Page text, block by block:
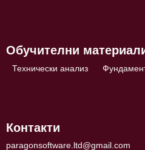
Обучителни
Технически анализ
Контакти
paragonsoftware.ltd@gmail.com